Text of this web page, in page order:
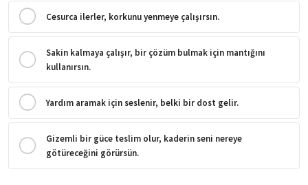
Cesurca ilerler, korkunu yenmeye çalışırsın.
Sakin kalmaya çalışır, bir çözüm bulmak için mantığını
kullanırsın.
Yardım aramak için seslenir, belki bir dost gelir.
Gizemli bir güce teslim olur, kaderin seni nereye
götüreceğini görürsün.